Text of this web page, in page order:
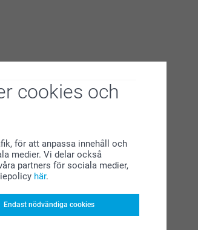
cookies och
för att anpassa innehåll och
medier. Vi delar också
partners för sociala medier,
här.
Endast nödvändiga cookies